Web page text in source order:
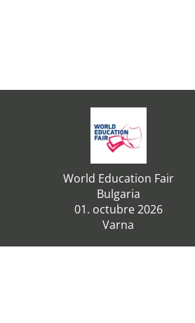
World Education Fair
Bulgaria
01. octubre 2026
Varna